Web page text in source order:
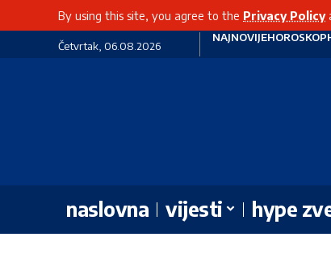
By using this site, you agree to the Privacy Policy
Četvrtak, 06.08.2026
NAJNOVIJEHOROSKOP
naslovna vijesti hype